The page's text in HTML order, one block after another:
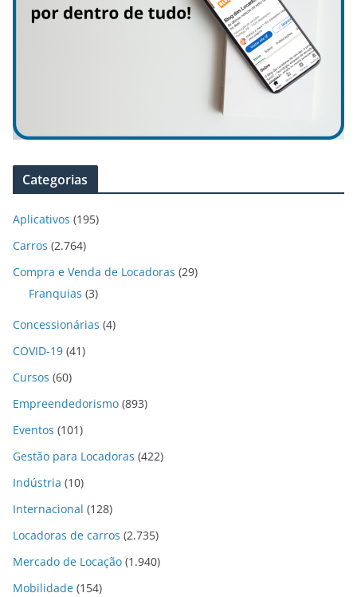
Categorias
Aplicativos (195)
Carros (2.764)
Compra e Venda de Locadoras (29)
Franquias (3)
Concessionárias (4)
COVID-19 (41)
Cursos (60)
Empreendedorismo (893)
Eventos (101)
Gestão para Locadoras (422)
Indústria (10)
Internacional (128)
Locadoras de carros (2.735)
Mercado de Locação (1.940)
Mobilidade (154)